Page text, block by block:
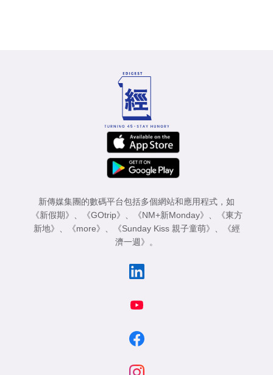
新傳媒集團的數碼平台包括多個網站和應用程式，如
《新假期》
《GOtrip》 《NM+新Monday》
《東方
新地》
《more》 《Sunday Kiss 親子童萌》
《經
濟一週》
。